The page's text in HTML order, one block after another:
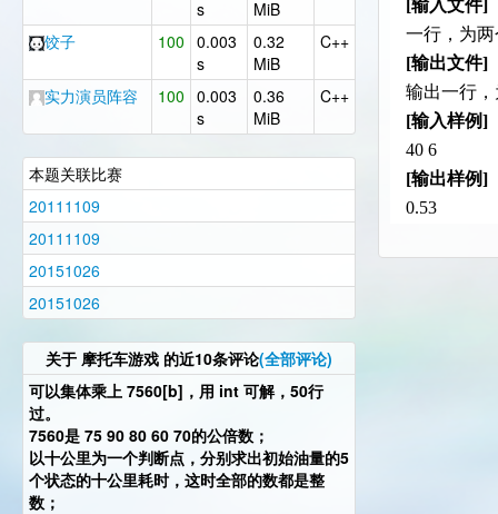
s
MiB
饺子 100 0.003
s
0.32
MiB
C++
实力演员阵容 100 0.003
s
0.36
MiB
C++
本题关联比赛
20111109
20111109
20151026
20151026
关于 摩托车游戏 的近10条评论(全部评论)
可以集体乘上 7560[b]，用 int 可解，50行
过。
7560是 75 90 80 60 70的公倍数；
以十公里为一个判断点，分别求出初始油量的5
个状态的十公里耗时，这时全部的数都是整
数；
[输入文件]
一行，为
[输出文件]
输出一行
[输入样例]
40 6
[输出样例]
0.53